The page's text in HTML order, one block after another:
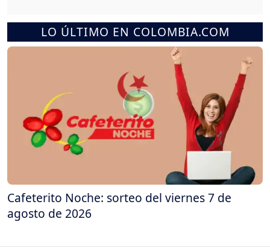
LO ÚLTIMO EN COLOMBIA.COM
Cafeterito Noche: sorteo del viernes 7 de
agosto de 2026